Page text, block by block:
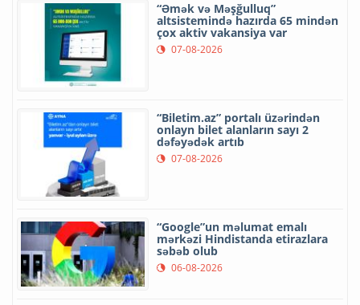
“Əmək və Məşğulluq”
altsistemində hazırda 65 mindən
çox aktiv vakansiya var
07-08-2026
“Biletim.az” portalı üzərindən
onlayn bilet alanların sayı 2
dəfəyədək artıb
07-08-2026
“Google”un məlumat emalı
mərkəzi Hindistanda etirazlara
səbəb olub
06-08-2026